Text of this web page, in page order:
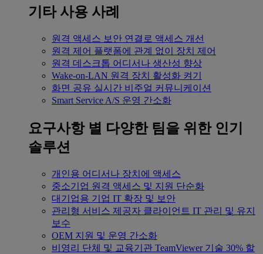
기타 사용 사례
원격 액세스 보안 연결로 액세스 개선
원격 제어 플랫폼에 관계 없이 장치 제어
원격 데스크톱 어디서나 생산성 향상
Wake-on-LAN 원격 장치 활성화 켜기
화면 공유 실시간 비주얼 커뮤니케이션
Smart Service A/S 운영 간소화
요구사항 별 다양한 팀을 위한 인기
솔루션
개인용 어디서나 장치에 액세스
중소기업 원격 액세스 및 지원 단순화
대기업용 기업 IT 확장 및 보안
관리형 서비스 제공자 클라이언트 IT 관리 및 유지
보수
OEM 지원 및 운영 간소화
비영리 단체 및 교육기관 TeamViewer 기술 30% 할